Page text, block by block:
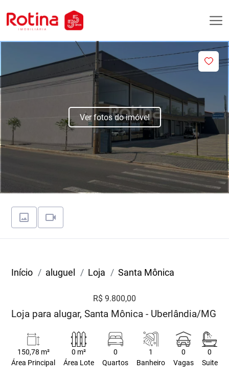
Ver fotos do imóvel
Início aluguel Loja Santa Mônica
R$ 9.800,00
Loja para alugar, Santa Mônica - Uberlândia/MG
150,78 m²
Área Principal
0 m²
Área Lote
0
Quartos
1
Banheiro
0
Vagas
0
Suite